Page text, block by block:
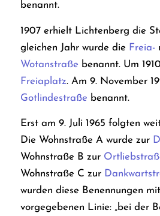
benannt.
1907 erhielt Lichtenberg die
gleichen Jahr wurde die Freia-
Wotanstraße benannt. Um
Freiaplatz. Am 9. November
Gotlindestraße benannt.
Erst am 9. Juli 1965 folgten
Die Wohnstraße A wurde zur
Wohnstraße B zur
Wohnstraße C zur
wurden diese Benennungen
vorgegebenen Linie: „bei der